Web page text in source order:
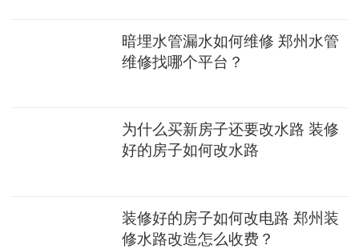
暗埋水管漏水如何维修 郑州水管
维修找哪个平台？
为什么买新房子还要改水路 装修
好的房子如何改水路
装修好的房子如何改电路 郑州装
修水路改造怎么收费？